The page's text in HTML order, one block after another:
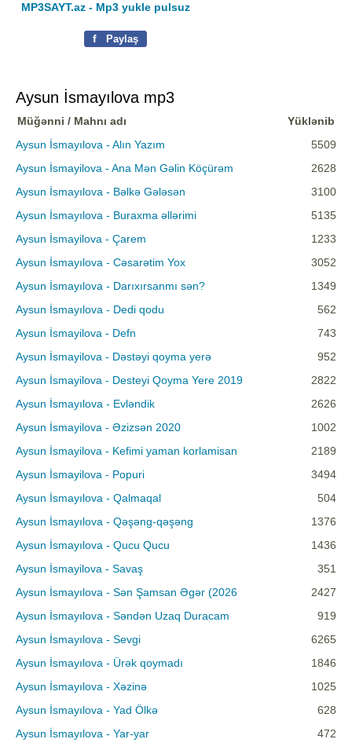
MP3SAYT.az - Mp3 yukle pulsuz
f Paylaş
Aysun İsmayılova mp3
Müğənni / Mahnı adı
Yüklənib
Aysun İsmayılova - Alın Yazım
5509
Aysun İsmayilova - Ana Mən Gəlin Köçürəm
2628
Aysun İsmayılova - Bəlkə Gələsən
3100
Aysun İsmayılova - Buraxma əllərimi
5135
Aysun İsmayilova - Çarem
1233
Aysun İsmayılova - Cəsarətim Yox
3052
Aysun İsmayılova - Darıxırsanmı sən?
1349
Aysun İsmayılova - Dedi qodu
562
Aysun İsmayilova - Defn
743
Aysun İsmayilova - Dəstəyi qoyma yerə
952
Aysun İsmayilova - Desteyi Qoyma Yere 2019
2822
Aysun İsmayılova - Evləndik
2626
Aysun İsmayilova - Əzizsən 2020
1002
Aysun İsmayilova - Kefimi yaman korlamisan
2189
Aysun İsmayilova - Popuri
3494
Aysun İsmayılova - Qalmaqal
504
Aysun İsmayılova - Qəşəng-qəşəng
1376
Aysun İsmayılova - Qucu Qucu
1436
Aysun İsmayilova - Savaş
351
Aysun İsmayılova - Sən Şamsan Əgər (2026
2427
Aysun İsmayılova - Səndən Uzaq Duracam
919
Aysun İsmayılova - Sevgi
6265
Aysun İsmayılova - Ürək qoymadı
1846
Aysun İsmayılova - Xəzinə
1025
Aysun İsmayılova - Yad Ölkə
628
Aysun İsmayılova - Yar-yar
472